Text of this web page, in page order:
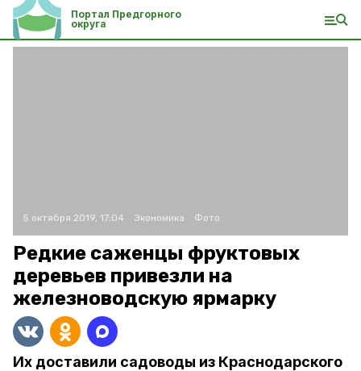
Портал Предгорного
округа
5 октября 2019, 17:04 Экономика Фото:
Редкие саженцы фруктовых
деревьев привезли на
железноводскую ярмарку
Их доставили садоводы из Краснодарского